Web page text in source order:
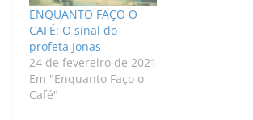
ENQUANTO FAÇO O
CAFÉ: O sinal do
profeta Jonas
24 de fevereiro de 2021
Em "Enquanto Faço o
Café"